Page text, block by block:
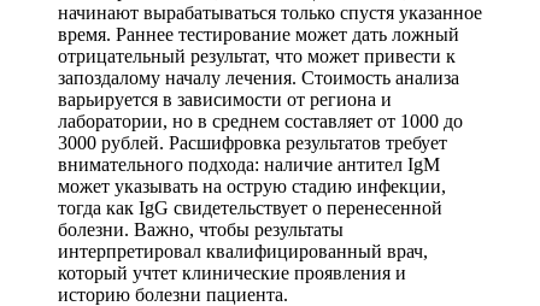
начинают вырабатываться только спустя указанное
время. Раннее тестирование может дать ложный
отрицательный результат, что может привести к
запоздалому началу лечения. Стоимость анализа
варьируется в зависимости от региона и
лаборатории, но в среднем составляет от 1000 до
3000 рублей. Расшифровка результатов требует
внимательного подхода: наличие антител IgM
может указывать на острую стадию инфекции,
тогда как IgG свидетельствует о перенесенной
болезни. Важно, чтобы результаты
интерпретировал квалифицированный врач,
который учтет клинические проявления и
историю болезни пациента.